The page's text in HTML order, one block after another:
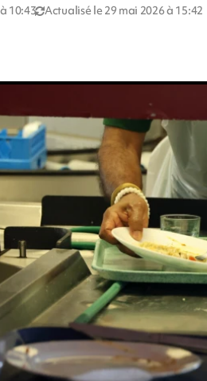
10:43 Actualisé le 29 mai 2026 à 15:42